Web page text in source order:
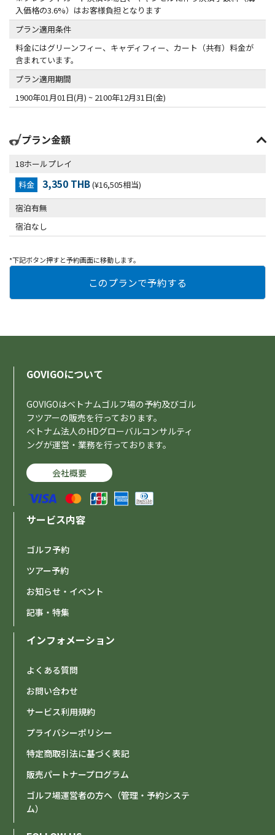
入価格の3.6%）はお客様負担となります
プラン適用条件
料金にはグリーンフィー、キャディフィー、カート（共有）料金が
含まれています。
プラン適用期間
1900年01月01日(月) ~ 2100年12月31日(金)
プラン金額
18ホールプレイ
料金
3,350 THB(¥16,505相当)
宿泊有無
宿泊なし
*下記ボタン押すと予約画面に移動します。
GOVIGOについて
GOVIGOはベトナムゴルフ場の予約及びゴル
フツアーの販売を行っております。
ベトナム法人のHDグローバルコンサルティ
ングが運営・業務を行っております。
会社概要
サービス内容
ゴルフ予約
ツアー予約
お知らせ・イベント
記事・特集
インフォメーション
よくある質問
お問い合わせ
サービス利用規約
プライバシーポリシー
特定商取引法に基づく表記
販売パートナープログラム
ゴルフ場運営者の方へ（管理・予約システ
ム）